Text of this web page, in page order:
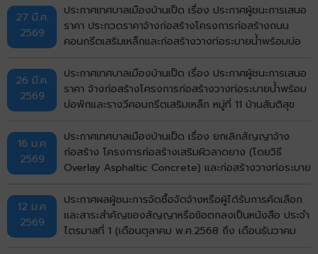
27 มี.ค.
2569
ประกาศเทศบาลเมืองบ้านเป็ด เรื่อง ประกาศผู้ชนะการเสนอ
ราคา ประกวดราคาจ้างก่อสร้างโครงการก่อสร้างถนน
คอนกรีตเสริมเหล็กและก่อสร้างวางท่อระบายน้ำพร้อมบ่อ
(หน้าศาลาอเนกประสงค์สามแยก ถึงบ้านนางสุพร) ตำบล
บ้านเป็ด อำเภอเมืองขอนแก่น จังหวัดขอนแก่น ด้วยวิธี
ประกวดราคาอิเล็กทรอนิกส์ (e-bidding)
26 มี.ค.
2569
ประกาศเทศบาลเมืองบ้านเป็ด เรื่อง ประกาศผู้ชนะการเสนอ
ราคา จ้างก่อสร้างโครงการก่อสร้างวางท่อระบายน้ำพร้อม
บ่อพักและรางวีคอนกรีตเสริมเหล็ก หมู่ที่ 11 บ้านสันติสุข
ขอนแก่น โดยวิธีคัดเลือก
16 ม.ค
2569
ประกาศเทศบาลเมืองบ้านเป็ด เรื่อง ยกเลิกสัญญาจ้าง
ก่อสร้าง โครงการก่อสร้างเสริมผิวลาดยาง (โดยวิธี
Overlay Asphaltic Concrete) และก่อสร้างวางท่อระบาย
วัลย์ ถึงถนนเลี่ยงเมือง) รหัสทางหลวงท้องถิ่น
ขก.ถ.36007 แยกทางหลวงหมายเลข 12 (บ้านโคกฟันโปง)
- แยกทางหลวงหมายเลข 230 (ทางเลี่ยงเมือง) หมู่ที่ 4,21
12 ม.ค
2569
ประกาศผลผู้ชนะการจัดซื้อจัดจ้างหรือผู้ได้รับการคัดเลือก
และสาระสำคัญของสัญญาหรือข้อตกลงเป็นหนังสือ ประจำ
ไตรมาสที่ 1 (เดือนตุลาคม พ.ศ.2568 ถึง เดือนธันวาคม